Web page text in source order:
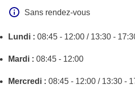
Sans rendez-vous
Lundi : 08:45 - 12:00 / 13:30 -
Mardi : 08:45 - 12:00
Mercredi : 08:45 - 12:00 / 13:30 -